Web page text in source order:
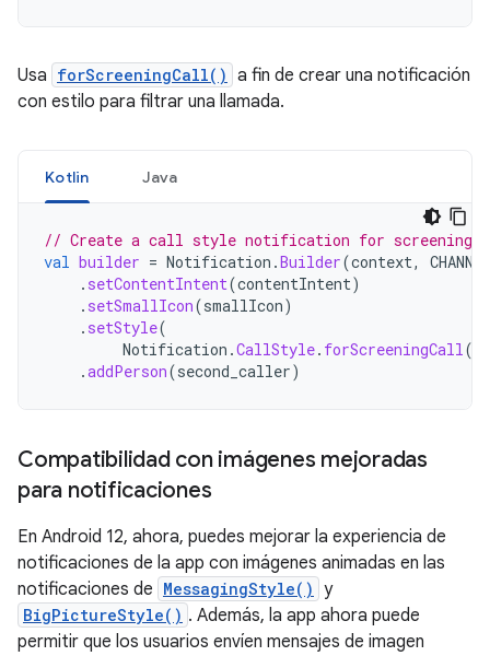
Usa forScreeningCall() a fin de crear una notificación
con estilo para filtrar una llamada.
Kotlin Java
// Create a call style notification for screening
val builder = Notification .Builder(context,
. setContentIntent(contentIntent)
. setSmallIcon(smallIcon)
. setStyle(
Notification .CallStyle. forScreeningCall (
.addPerson(second_caller)
Compatibilidad con imágenes mejoradas
para notificaciones
En Android 12, ahora, puedes mejorar la experiencia de
notificaciones de la app con imágenes animadas en las
notificaciones de MessagingStyle() y
BigPictureStyle() . Además, la app ahora puede
permitir que los usuarios envíen mensajes de imagen